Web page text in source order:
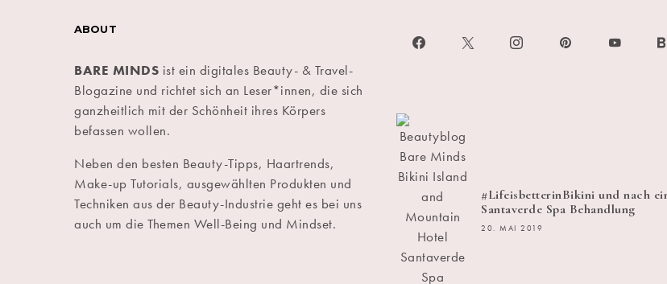
ABOUT
BARE MINDS ist ein digitales Beauty- & Travel-
Blogazine und richtet sich an Leser*innen, die sich
ganzheitlich mit der Schönheit ihres Körpers
befassen wollen.
Neben den besten Beauty-Tipps, Haartrends,
Make-up Tutorials, ausgewählten Produkten und
Techniken aus der Beauty-Industrie geht es bei uns
auch um die Themen Well-Being und Mindset.
#LifeisbetterinBikini und nach
Santaverde Spa Behandlung
20. MAI 2019